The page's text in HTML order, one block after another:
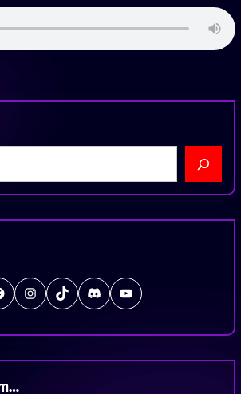
Instagram TikTok Discord Station Offline